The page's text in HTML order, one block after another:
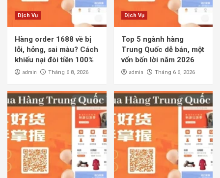
Dịch Vụ
Hàng order 1688 về bị
lỗi, hỏng, sai màu? Cách
khiếu nại đòi tiền 100%
admin Tháng 6 8, 2026
Dịch Vụ
Top 5 ngành hàng
Trung Quốc dễ bán, một
vốn bốn lời năm 2026
admin Tháng 6 6, 2026